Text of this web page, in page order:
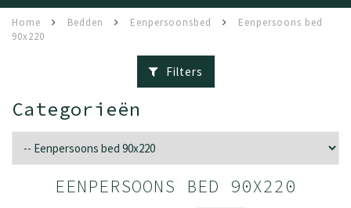
Home Bedden Eenpersoonsbed
Eenpersoons bed
90x220
Filters
Categorieën
EENPERSOONS BED 90X220